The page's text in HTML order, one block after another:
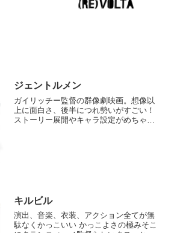
ジェントルメン
ガイリッチー監督の群像劇映画。想像以
上に面白さ、後半につれ勢いがすごい！
ストーリー展開やキャラ設定がめちゃく
キルビル
演出、音楽、衣装、アクション全てが無
駄なくかっこいい かっこよさの極みそこ